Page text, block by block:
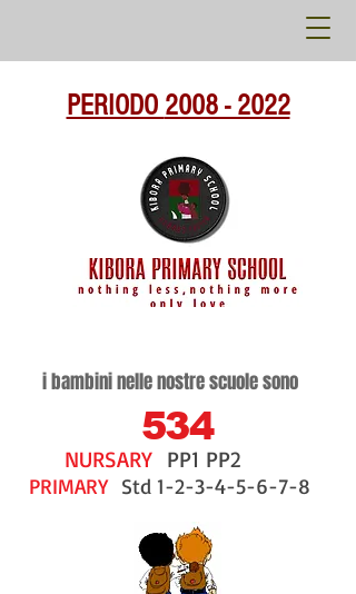
PERIODO 2008 - 2022
i bambini nelle nostre scuole sono
534
NURSARY PP1 PP2
PRIMARY Std 1-2-3-4-5-6-7-8